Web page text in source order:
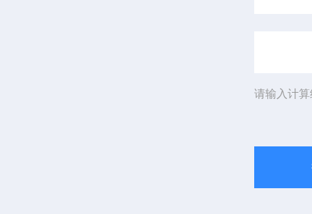
请输入计